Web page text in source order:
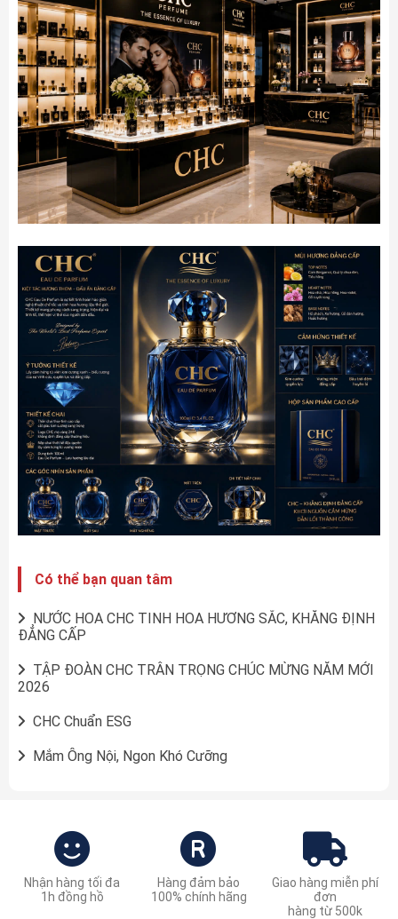
Có thể bạn quan tâm
NƯỚC HOA CHC TINH HOA HƯƠNG SẮC, KHẲNG ĐỊNH
ĐẲNG CẤP
TẬP ĐOÀN CHC TRÂN TRỌNG CHÚC MỪNG NĂM MỚI
2026
CHC Chuẩn ESG
Mắm Ông Nội, Ngon Khó Cưỡng
Nhận hàng tối đa
1h đồng hồ
Hàng đảm bảo
100% chính hãng
Giao hàng miễn phí
đơn
hàng từ 500k